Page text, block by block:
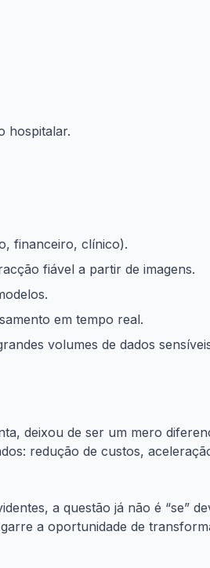
hospitalar.
financeiro, clínico).
fiável a partir de imagens.
em tempo real.
volumes de dados
deixou de ser um mero
redução de custos,
a questão já não é “se”
a oportunidade de